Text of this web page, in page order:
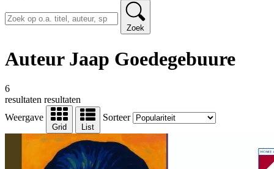
Zoek
Auteur Jaap Goedegebuure
6
resultaten resultaten
Weergave
Grid List
Sorteer